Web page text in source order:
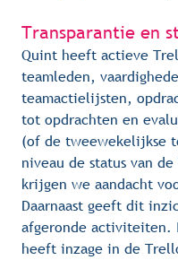
Transparantie en
Quint heeft actieve
teamleden,
teamactielijsten,
tot opdrachten en
(of de tweewekelijkse
niveau de status van
krijgen we aandacht
Daarnaast geeft dit
afgeronde activiteiten.
heeft inzage in de